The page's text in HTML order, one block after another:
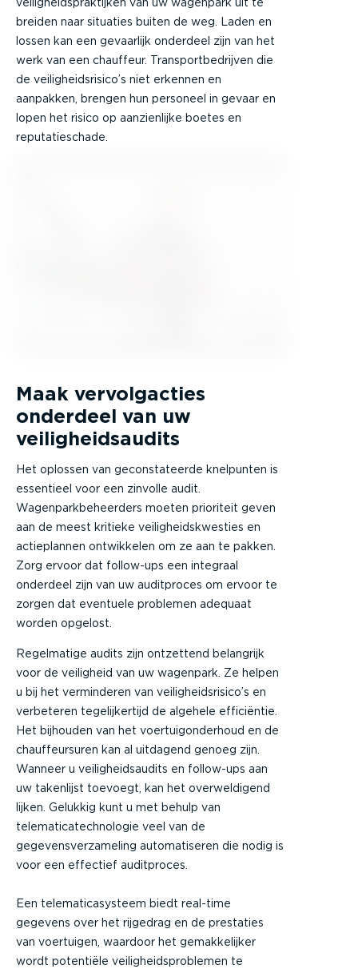
breiden naar situaties buiten de weg. Laden en
lossen kan een gevaarlijk onderdeel zijn van het
werk van een chauffeur. Transportbedrijven die
de veiligheidsrisico’s niet erkennen en
aanpakken, brengen hun personeel in gevaar en
lopen het risico op aanzienlijke boetes en
reputatieschade.
Maak vervolgacties
onderdeel van uw
veiligheidsaudits
Het oplossen van geconstateerde knelpunten is
essentieel voor een zinvolle audit.
Wagenparkbeheerders moeten prioriteit geven
aan de meest kritieke veiligheidskwesties en
actieplannen ontwikkelen om ze aan te pakken.
Zorg ervoor dat follow-ups een integraal
onderdeel zijn van uw auditproces om ervoor te
zorgen dat eventuele problemen adequaat
worden opgelost.
Regelmatige audits zijn ontzettend belangrijk
voor de veiligheid van uw wagenpark. Ze helpen
u bij het verminderen van veiligheidsrisico’s en
verbeteren tegelijkertijd de algehele efficiëntie.
Het bijhouden van het voertuigonderhoud en de
chauffeursuren kan al uitdagend genoeg zijn.
Wanneer u veiligheidsaudits en follow-ups aan
uw takenlijst toevoegt, kan het overweldigend
lijken. Gelukkig kunt u met behulp van
telematicatechnologie veel van de
gegevensverzameling automatiseren die nodig is
voor een effectief auditproces.
Een telematicasysteem biedt real-time
gegevens over het rijgedrag en de prestaties
van voertuigen, waardoor het gemakkelijker
wordt potentiële veiligheidsproblemen te